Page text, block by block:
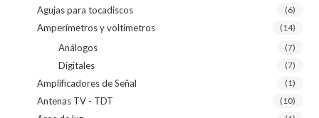
Agujas para tocadiscos (6)
Amperímetros y voltímetros (14)
Análogos (7)
Digitales (7)
Amplificadores de Señal (1)
Antenas TV - TDT (10)